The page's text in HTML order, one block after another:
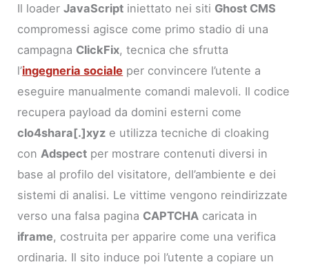
Il loaderJavaScript iniettato nei siti Ghost CMS
compromessi agisce come primo stadio di una
campagna ClickFix, tecnica che sfrutta
l’ingegneria sociale per convincere l’utente a
eseguire manualmente comandi malevoli. Il codice
recupera payload da domini esterni come
clo4shara[.]xyz e utilizza tecniche di cloaking
con Adspect per mostrare contenuti diversi in
base al profilo del visitatore, dell’ambiente e dei
sistemi di analisi. Le vittime vengono reindirizzate
verso una falsa pagina CAPTCHA caricata in
iframe, costruita per apparire come una verifica
ordinaria. Il sito induce poi l’utente a copiare un